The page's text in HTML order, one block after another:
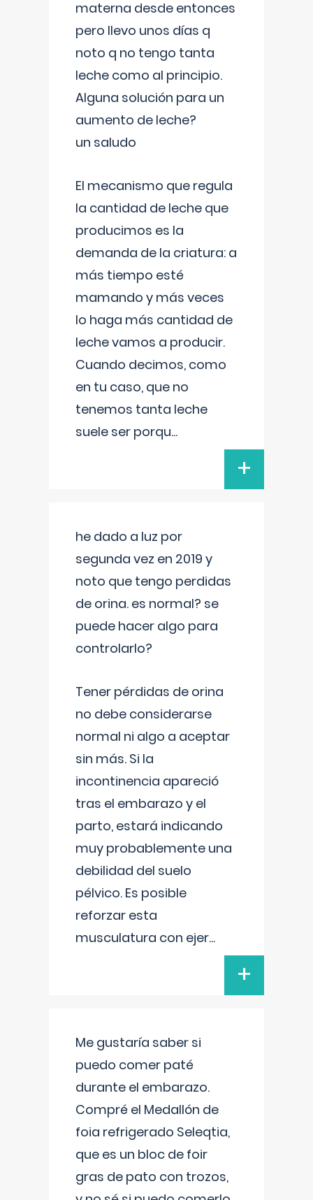
materna desde entonces
pero llevo unos días q
noto q no tengo tanta
leche como al principio.
Alguna solución para un
aumento de leche?
un saludo
El mecanismo que regula
la cantidad de leche que
producimos es la
demanda de la criatura: a
más tiempo esté
mamando y más veces
lo haga más cantidad de
leche vamos a producir.
Cuando decimos, como
en tu caso, que no
tenemos tanta leche
suele ser porqu...
+
he dado a luz por
segunda vez en 2019 y
noto que tengo perdidas
de orina. es normal? se
puede hacer algo para
controlarlo?
Tener pérdidas de orina
no debe considerarse
normal ni algo a aceptar
sin más. Si la
incontinencia apareció
tras el embarazo y el
parto, estará indicando
muy probablemente una
debilidad del suelo
pélvico. Es posible
reforzar esta
musculatura con ejer...
+
Me gustaría saber si
puedo comer paté
durante el embarazo.
Compré el Medallón de
foia refrigerado Seleqtia,
que es un bloc de foir
gras de pato con trozos,